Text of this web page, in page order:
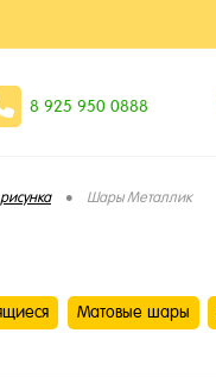
8 925 950 0888
• Шары Металлик
Матовые шары